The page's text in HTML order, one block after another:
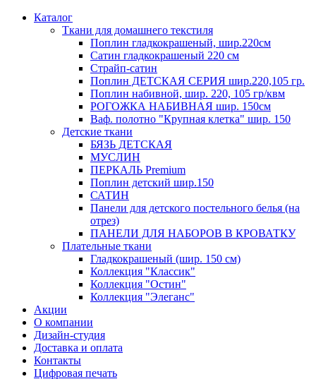
Каталог
Ткани для домашнего текстиля
Поплин гладкокрашеный, шир.220см
Сатин гладкокрашеный 220 см
Страйп-сатин
Поплин ДЕТСКАЯ СЕРИЯ шир.220,105 гр.
Поплин набивной, шир. 220, 105 гр/квм
РОГОЖКА НАБИВНАЯ шир. 150см
Ваф. полотно "Крупная клетка" шир. 150
Детские ткани
БЯЗЬ ДЕТСКАЯ
МУСЛИН
ПЕРКАЛЬ Premium
Поплин детский шир.150
САТИН
Панели для детского постельного белья (на
отрез)
ПАНЕЛИ ДЛЯ НАБОРОВ В КРОВАТКУ
Плательные ткани
Гладкокрашеный (шир. 150 см)
Коллекция "Классик"
Коллекция "Остин"
Коллекция "Элеганс"
Акции
О компании
Дизайн-студия
Доставка и оплата
Контакты
Цифровая печать